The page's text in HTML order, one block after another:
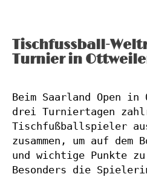
Tischfussball-
Turnier in
Beim Saarland Open in
drei Turniertagen
Tischfußballspieler
zusammen, um auf
und wichtige Punkte zu
Besonders die